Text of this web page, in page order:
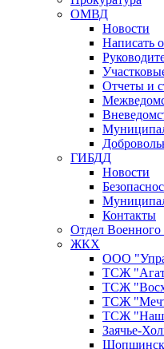
ОМВД
Новости
Написать
Отчеты и
ГИБДД
Новости
Контакты
Отдел Военного
ЖКХ
ООО
ТСЖ
ТСЖ
ТСЖ
ТСЖ "Наш
Заячье-